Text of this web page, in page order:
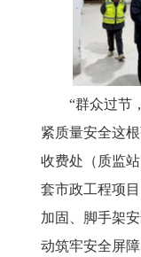
“群众过节
紧质量安全这
收费处（质监
套市政工程项
加固、脚手架
动筑牢安全屏障